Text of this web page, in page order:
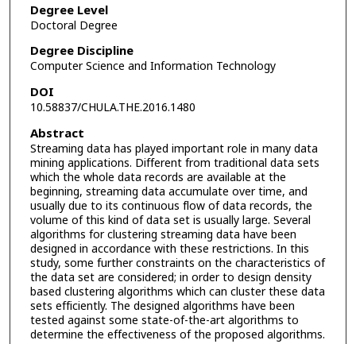
Degree Level
Doctoral Degree
Degree Discipline
Computer Science and Information Technology
DOI
10.58837/CHULA.THE.2016.1480
Abstract
Streaming data has played important role in many data
mining applications. Different from traditional data sets
which the whole data records are available at the
beginning, streaming data accumulate over time, and
usually due to its continuous flow of data records, the
volume of this kind of data set is usually large. Several
algorithms for clustering streaming data have been
designed in accordance with these restrictions. In this
study, some further constraints on the characteristics of
the data set are considered; in order to design density
based clustering algorithms which can cluster these data
sets efficiently. The designed algorithms have been
tested against some state-of-the-art algorithms to
determine the effectiveness of the proposed algorithms.